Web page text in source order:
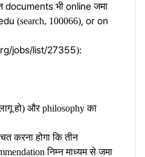
documents भी online जमा
(search, 100066), or on
jobs/list/27355):
हो) और philosophy का
करना होगा कि तीन
निम्न माध्यम से जमा